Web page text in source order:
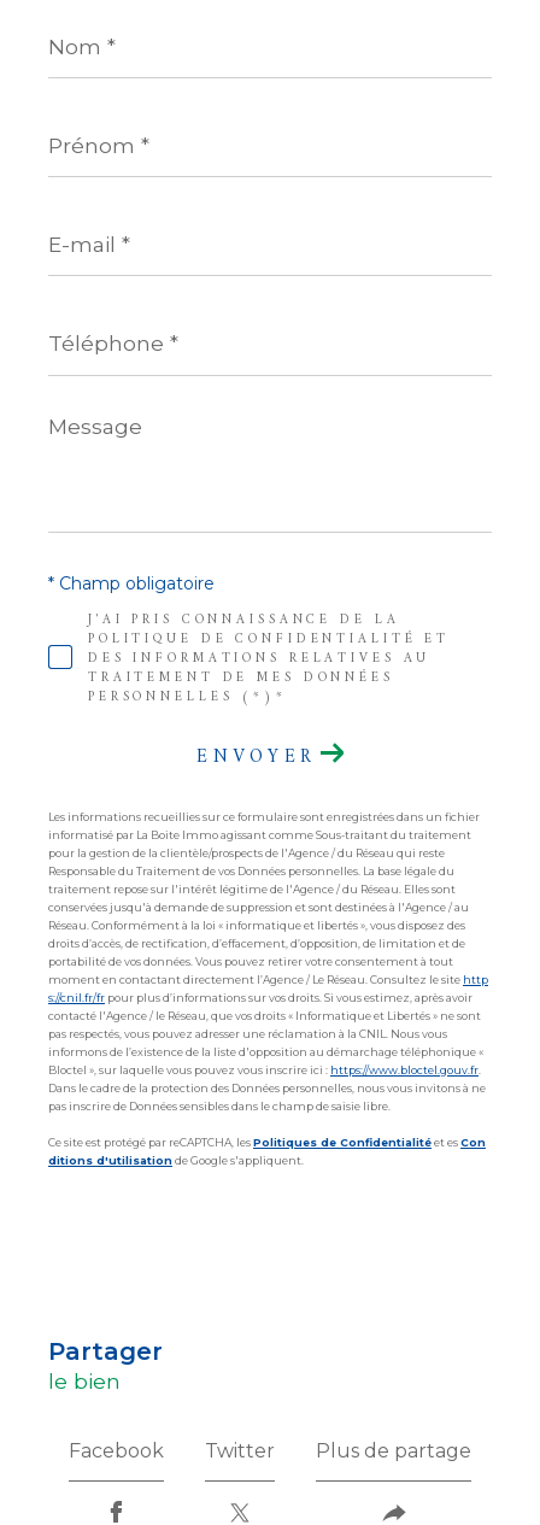
*
*
mail
*
*
Message
*
J'AI PRIS CONNAISSANCE DE LA
POLITIQUE DE CONFIDENTIALITÉ ET
DES INFORMATIONS RELATIVES AU
TRAITEMENT DE MES DONNÉES
PERSONNELLES (*)*
* Champ obligatoire
ENVOYER
Les informations recueillies sur ce formulaire sont enregistrées dans un fichier
informatisé par La Boite Immo agissant comme Sous-traitant du traitement
pour la gestion de la clientèle/prospects de l'Agence / du Réseau qui reste
Responsable du Traitement de vos Données personnelles. La base légale du
traitement repose sur l'intérêt légitime de l'Agence / du Réseau. Elles sont
conservées jusqu'à demande de suppression et sont destinées à l'Agence / au
Réseau. Conformément à la loi « informatique et libertés », vous disposez des
droits d’accès, de rectification, d’effacement, d’opposition, de limitation et de
portabilité de vos données. Vous pouvez retirer votre consentement à tout
moment en contactant directement l’Agence / Le Réseau. Consultez le site http
s://cnil.fr/fr pour plus d’informations sur vos droits. Si vous estimez, après avoir
contacté l'Agence / le Réseau, que vos droits « Informatique et Libertés » ne sont
pas respectés, vous pouvez adresser une réclamation à la CNIL. Nous vous
informons de l’existence de la liste d'opposition au démarchage téléphonique «
Bloctel », sur laquelle vous pouvez vous inscrire ici : https://www.bloctel.gouv.fr
Dans le cadre de la protection des Données personnelles, nous vous invitons à ne
pas inscrire de Données sensibles dans le champ de saisie libre.
Ce site est protégé par reCAPTCHA, lesPolitiques de Confidentialitéet esCon
ditions d'utilisationde Google s'appliquent.
partager
le bien
Facebook Twitter Plus de partage